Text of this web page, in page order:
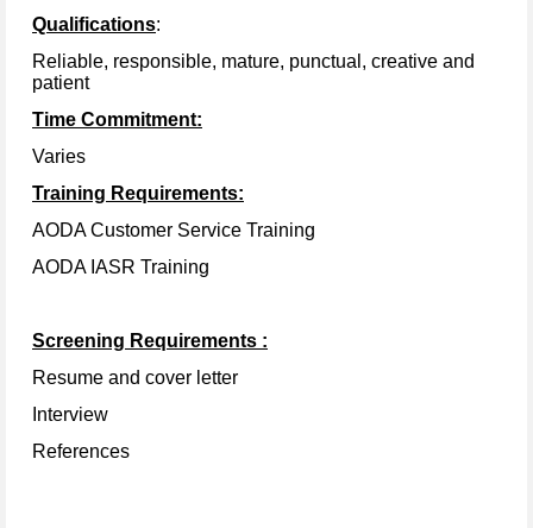
Qualifications:
Reliable, responsible, mature, punctual, creative and
patient
Time Commitment:
Varies
Training Requirements:
AODA Customer Service Training
AODA IASR Training
Screening Requirements :
Resume and cover letter
Interview
References